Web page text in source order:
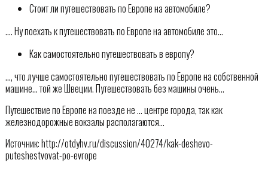
Стоит ли путешествовать по Европе на автомобиле?
…. Ну поехать к путешествовать по Европе на автомобиле это…
Как самостоятельно путешествовать в европу?
…, что лучше самостоятельно путешествовать по Европе на собственной
машине… той же Швеции. Путешествовать без машины очень…
Путешествие по Европе на поезде не … центре города, так как
железнодорожные вокзалы располагаются…
Источник: http://otdyhv.ru/discussion/40274/kak-deshevo-
puteshestvovat-po-evrope